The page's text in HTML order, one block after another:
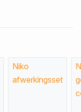
Niko
afwerkingsset